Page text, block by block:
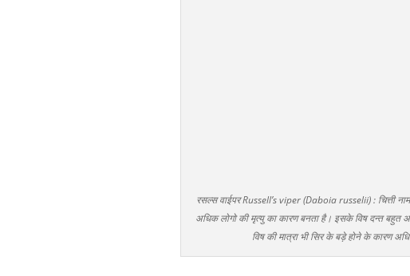
रसल्स वाईपर Russell’s viper (Daboia russelii) : चित्ती
अधिक लोगो की मृत्यु का कारण बनता है। इसके विष दन्त बहुत
विष की मात्रा भी सिर के बड़े होने के कारण